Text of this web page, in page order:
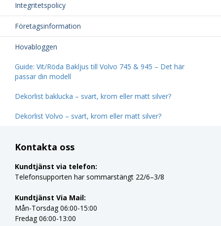
Integritetspolicy
Företagsinformation
Hovabloggen
Guide: Vit/Röda Bakljus till Volvo 745 & 945 – Det här
passar din modell
Dekorlist baklucka – svart, krom eller matt silver?
Dekorlist Volvo – svart, krom eller matt silver?
Kontakta oss
Kundtjänst via telefon:
Telefonsupporten har sommarstängt 22/6–3/8
Kundtjänst Via Mail:
Mån-Torsdag 06:00-15:00
Fredag 06:00-13:00